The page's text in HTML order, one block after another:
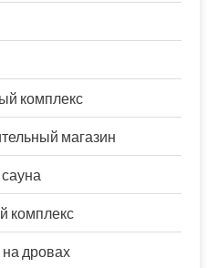
комплекс
магазин
комплекс
дровах